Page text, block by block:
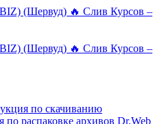
по скачиванию
по распаковке архивов Dr.Web